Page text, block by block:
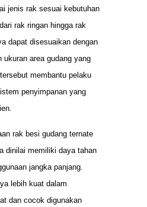
jenis rak sesuai kebutuhan
rak ringan hingga rak
dapat disesuaikan dengan
ukuran area gudang yang
membantu pelaku
penyimpanan yang
rak besi gudang ternate
dinilai memiliki daya tahan
jangka panjang.
lebih kuat dalam
dan cocok digunakan